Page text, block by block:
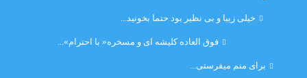
خیلی زیبا و بی نظیر بود حتما بخونید...
فوق العاده کلیشه ای و مسخره« با احترام»...
برای منم میفرستی...